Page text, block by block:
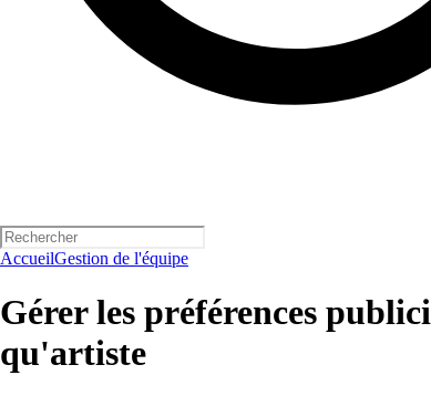
AccueilGestion de l'équipe
Gérer les préférences
qu'artiste